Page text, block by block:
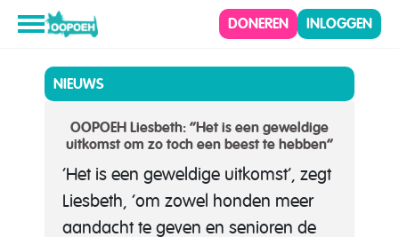
DONEREN INLOGGEN
NIEUWS
OOPOEH Liesbeth: “Het is een geweldige
uitkomst om zo toch een beest te hebben”
‘Het is een geweldige uitkomst’, zegt
Liesbeth, ‘om zowel honden meer
aandacht te geven en senioren de